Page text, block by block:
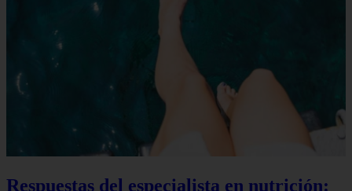
Respuestas del especialista en nutrición: